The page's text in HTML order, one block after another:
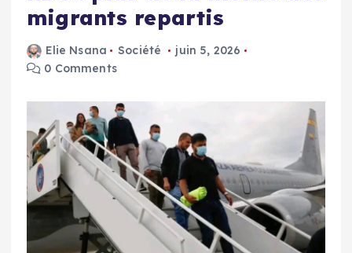
migrants repartis
Elie Nsana Société
juin 5, 2026
0 Comments